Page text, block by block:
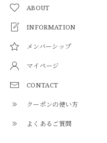
ABOUT
INFORMATION
メンバーシップ
マイページ
CONTACT
クーポンの使い方
よくあるご質問